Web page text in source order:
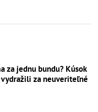
za jednu bundu? Kúsok
za neuveriteľné